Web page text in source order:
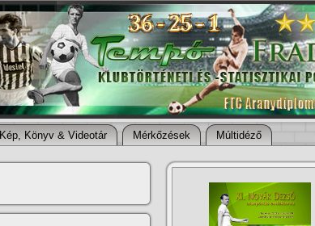
Kép, Könyv & Videotár Mérkőzések Múltidéző